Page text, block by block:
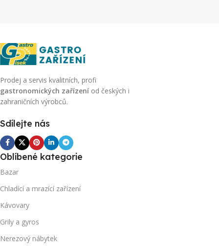
Prodej a servis kvalitních, profi
gastronomických zařízení od českých i
zahraničních výrobců.
Sdílejte nás
Oblíbené kategorie
Bazar
Chladící a mrazící zařízení
Kávovary
Grily a gyros
Nerezový nábytek